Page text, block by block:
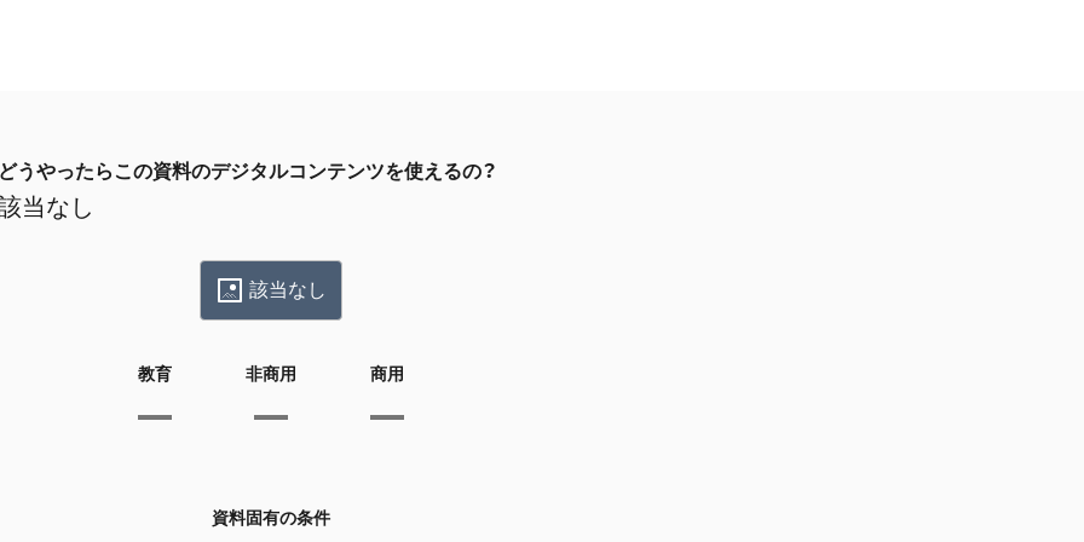
どうやったらこの資料のデジタルコンテンツを使えるの？
当なし
該当なし
教育 非商用 商用
資料固有の条件